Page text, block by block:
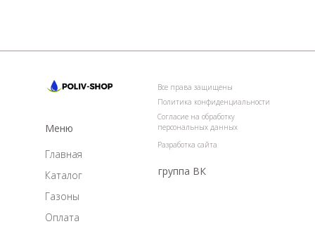
Главная
Все права защищены
Политика конфиденциальности
Разработка сайта
Согласие на обработку
персональных данных
Каталог
Газоны
Оплата
Меню
группа ВК